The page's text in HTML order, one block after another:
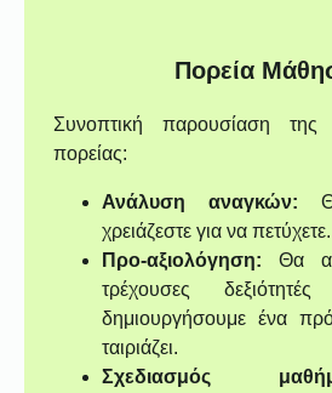
Πορεία
Συνοπτική παρουσίαση της
πορείας:
Ανάλυση αναγκών:
χρειάζεστε για να πετύχετε.
Προ-αξιολόγηση: Θα
τρέχουσες
δημιουργήσουμε ένα
ταιριάζει.
Σχεδιασμός